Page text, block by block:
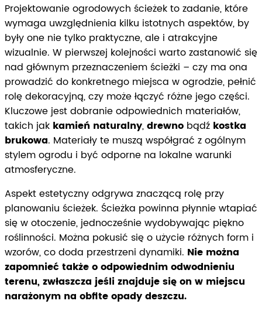
Projektowanie ogrodowych ścieżek to zadanie, które
wymaga uwzględnienia kilku istotnych aspektów, by
były one nie tylko praktyczne, ale i atrakcyjne
wizualnie. W pierwszej kolejności warto zastanowić się
nad głównym przeznaczeniem ścieżki – czy ma ona
prowadzić do konkretnego miejsca w ogrodzie, pełnić
rolę dekoracyjną, czy może łączyć różne jego części.
Kluczowe jest dobranie odpowiednich materiałów,
takich jak kamień naturalny,drewno bądź kostka
brukowa. Materiały te muszą współgrać z ogólnym
stylem ogrodu i być odporne na lokalne warunki
atmosferyczne.
Aspekt estetyczny odgrywa znaczącą rolę przy
planowaniu ścieżek. Ścieżka powinna płynnie wtapiać
się w otoczenie, jednocześnie wydobywając piękno
roślinności. Można pokusić się o użycie różnych form i
wzorów, co doda przestrzeni dynamiki. Nie można
zapomnieć także o odpowiednim odwodnieniu
terenu, zwłaszcza jeśli znajduje się on w miejscu
narażonym na obfite opady deszczu.